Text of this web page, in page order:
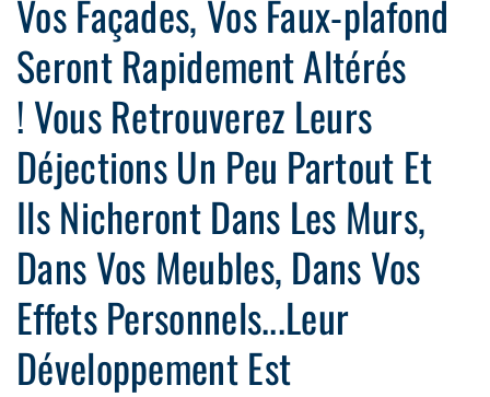
Vos Façades, Vos Faux-plafond
Seront Rapidement Altérés
! Vous Retrouverez Leurs
Déjections Un Peu Partout Et
Ils Nicheront Dans Les Murs,
Dans Vos Meubles, Dans Vos
Effets Personnels...Leur
Développement Est